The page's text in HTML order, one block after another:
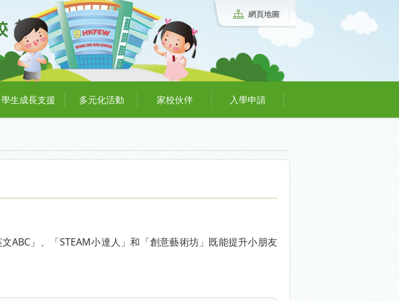
網頁地圖
學生成長支援 多元化活動 家校伙伴 入學申請
ABC」、「STEAM小達人」和「創意藝術坊」既能提升小朋友